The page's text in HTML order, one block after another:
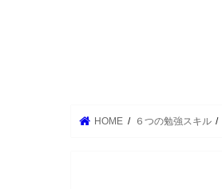
HOME ６つの勉強スキル